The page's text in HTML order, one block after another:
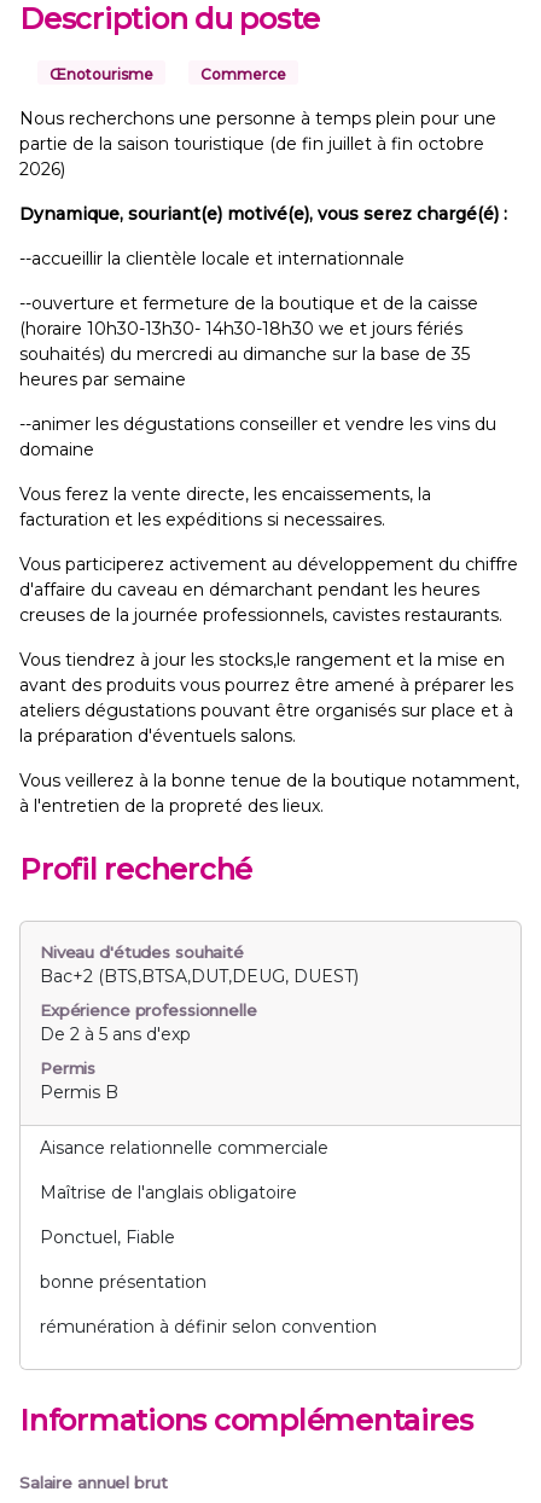
Description du poste
Œnotourisme Commerce
Nous recherchons une personne à temps plein pour une
partie de la saison touristique (de fin juillet à fin octobre
2026)
Dynamique, souriant(e) motivé(e), vous serez chargé(é) :
--accueillir la clientèle locale et internationnale
--ouverture et fermeture de la boutique et de la caisse
(horaire 10h30-13h30- 14h30-18h30 we et jours fériés
souhaités) du mercredi au dimanche sur la base de 35
heures par semaine
--animer les dégustations conseiller et vendre les vins du
domaine
Vous ferez la vente directe, les encaissements, la
facturation et les expéditions si necessaires.
Vous participerez activement au développement du chiffre
d'affaire du caveau en démarchant pendant les heures
creuses de la journée professionnels, cavistes restaurants.
Vous tiendrez à jour les stocks,le rangement et la mise en
avant des produits vous pourrez être amené à préparer les
ateliers dégustations pouvant être organisés sur place et à
la préparation d'éventuels salons.
Vous veillerez à la bonne tenue de la boutique notamment,
à l'entretien de la propreté des lieux.
Profil recherché
Niveau d'études souhaité
Bac+2 (BTS,BTSA,DUT,DEUG, DUEST)
Expérience professionnelle
De 2 à 5 ans d'exp
Permis
Permis B
Aisance relationnelle commerciale
Maîtrise de l'anglais obligatoire
Ponctuel, Fiable
bonne présentation
rémunération à définir selon convention
Informations complémentaires
Salaire annuel brut